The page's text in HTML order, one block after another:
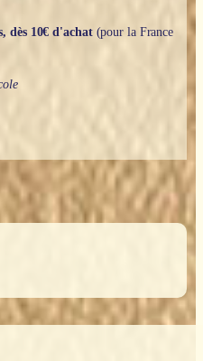
dès 10€ d'achat(pour la France